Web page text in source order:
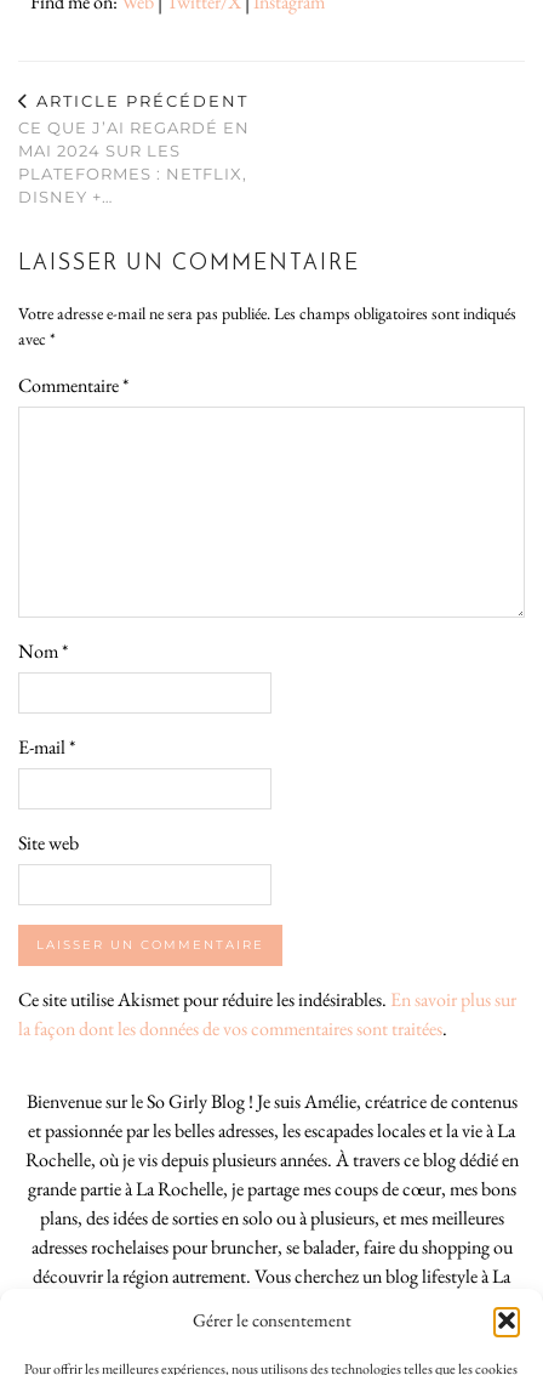
Gérer le consentement
Pour offrir les meilleures expériences, nous utilisons des technologies telles que les cookies
ARTICLE PRÉCÉDENT
CE QUE J’AI REGARDÉ EN
MAI 2024 SUR LES
PLATEFORMES : NETFLIX,
DISNEY +…
LAISSER UN COMMENTAIRE
Votre adresse e-mail ne sera pas publiée. Les champs obligatoires sont indiqués
avec *
Commentaire*
Nom*
E-mail*
Site web
Ce site utilise Akismet pour réduire les indésirables. En savoir plus sur
la façon dont les données de vos commentaires sont traitées.
Bienvenue sur le So Girly Blog ! Je suis Amélie, créatrice de contenus
et passionnée par les belles adresses, les escapades locales et la vie à La
Rochelle, où je vis depuis plusieurs années. À travers ce blog dédié en
grande partie à La Rochelle, je partage mes coups de cœur, mes bons
plans, des idées de sorties en solo ou à plusieurs, et mes meilleures
adresses rochelaises pour bruncher, se balader, faire du shopping ou
découvrir la région autrement. Vous cherchez un blog lifestyle à La
Rochelle, tenu par une locale ? Vous êtes au bon endroit. Que vous
soyez Rochelais·e ou de passage dans notre belle ville, j’espère que mes
articles vous aideront à profiter de La Rochelle comme un·e vrai·e